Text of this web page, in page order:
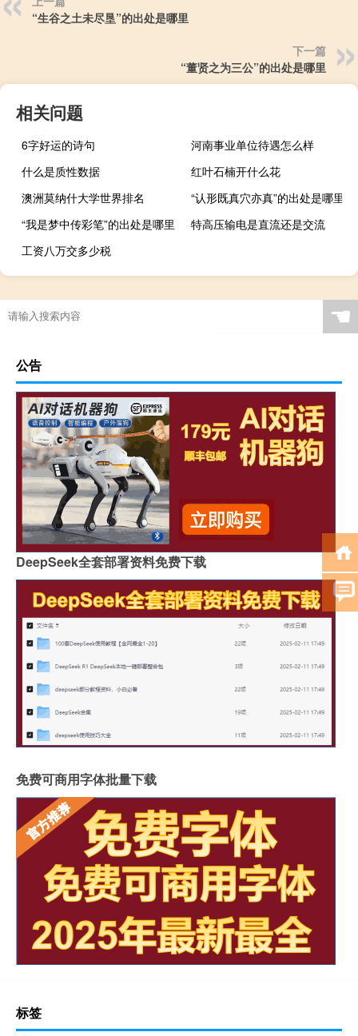
“生谷之土未尽垦”的出处是哪里
下一篇
“董贤之为三公”的出处是哪里
相关问题
6字好运的诗句
河南事业单位待遇怎么样
什么是质性数据
红叶石楠开什么花
澳洲莫纳什大学世界排名
“认形既真穴亦真”的出处是哪里
“我是梦中传彩笔”的出处是哪里
特高压输电是直流还是交流
工资八万交多少税
☚
公告
DeepSeek全套部署资料免费下载
免费可商用字体批量下载
标签